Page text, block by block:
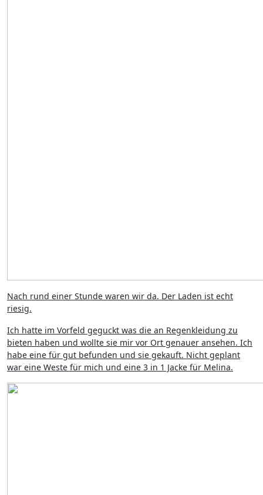
Nach rund einer Stunde waren wir da. Der Laden ist echt
riesig.
Ich hatte im Vorfeld geguckt was die an Regenkleidung zu
bieten haben und wollte sie mir vor Ort genauer ansehen. Ich
habe eine für gut befunden und sie gekauft. Nicht geplant
war eine Weste für mich und eine 3 in 1 Jacke für Melina.